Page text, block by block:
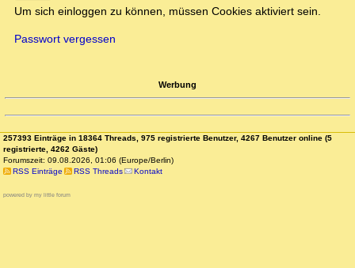
Um sich einloggen zu können, müssen Cookies aktiviert sein.
Passwort vergessen
Werbung
257393 Einträge in 18364 Threads, 975 registrierte Benutzer, 4267 Benutzer online (5
registrierte, 4262 Gäste)
Forumszeit: 09.08.2026, 01:06 (Europe/Berlin)
RSS Einträge
RSS Threads Kontakt
powered by my little forum